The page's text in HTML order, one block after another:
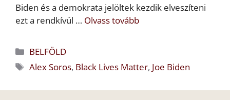
Biden és a demokrata jelöltek kezdik elveszíteni
ezt a rendkívül … Olvass tovább
Kategória
BELFÖLD
Címkék
Alex Soros, Black Lives Matter, Joe Biden